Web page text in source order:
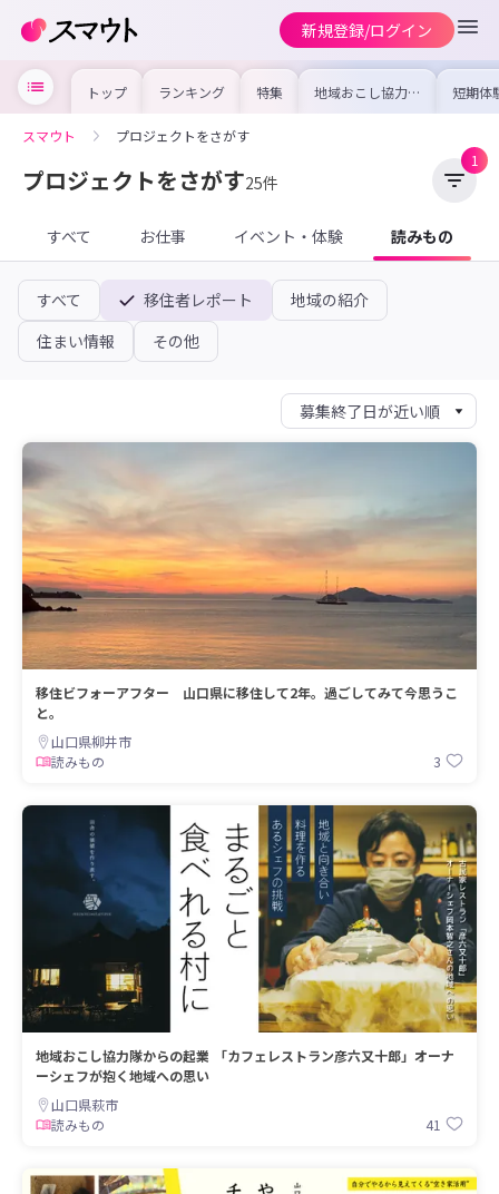
新規登録/ログイン
トップ ランキング 特集 地域おこし協力隊
の求人やイベント
を集めました！仕
短期体
り〜数
域を知
期体
スマウト プロジェクトをさがす
プロジェクトをさがす25件
1
すべて お仕事 イベント・体験 読みもの
すべて 移住者レポート
地域の紹介
住まい情報
その他
移住ビフォーアフター 山口県に移住して2年。過ごしてみて今思うこ
と。
山口県柳井市
読みもの
3
地域おこし協力隊からの起業 「カフェレストラン彦六又十郎」オーナ
ーシェフが抱く地域への思い
山口県萩市
読みもの
41